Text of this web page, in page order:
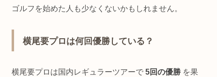
ゴルフを始めた人も少なくないかもしれません。
横尾要プロは何回優勝している？
横尾要プロは国内レギュラーツアーで 5回の優勝 を果